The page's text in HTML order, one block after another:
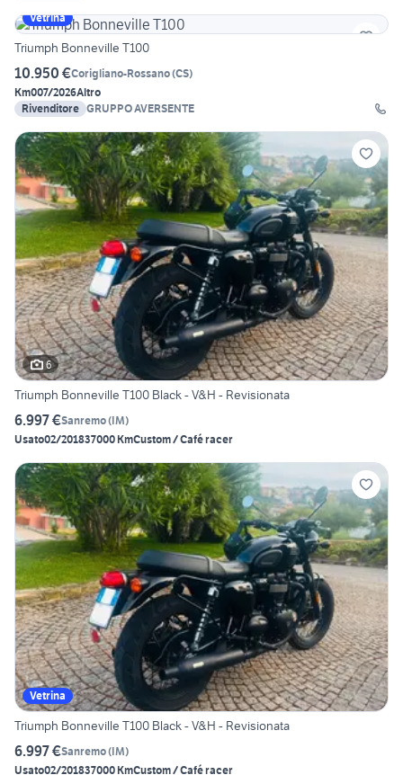
Vetrina
Triumph Bonneville T100
10.950 €Corigliano-Rossano(CS)
Km007/2026Altro
Rivenditore GRUPPO AVERSENTE
6
Triumph Bonneville T100 Black - V&H - Revisionata
6.997 €Sanremo(IM)
Usato02/201837000 KmCustom / Café racer
Vetrina
Triumph Bonneville T100 Black - V&H - Revisionata
6.997 €Sanremo(IM)
Usato02/201837000 KmCustom / Café racer